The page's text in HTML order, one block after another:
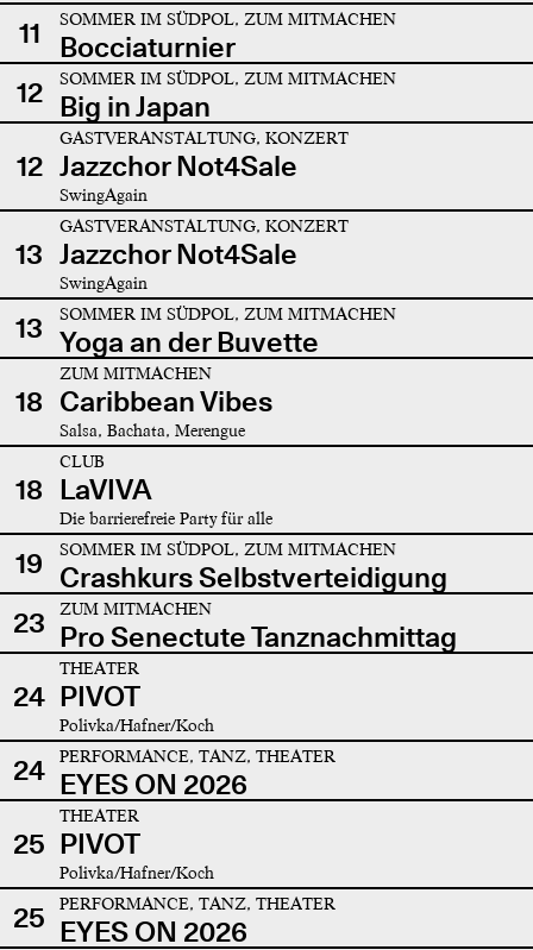
11 SOMMER IM SÜDPOL, ZUM MITMACHEN
Bocciaturnier
12
SOMMER IM SÜDPOL, ZUM MITMACHEN
Big in Japan
12
GASTVERANSTALTUNG, KONZERT
Jazzchor Not4Sale
SwingAgain
13
GASTVERANSTALTUNG, KONZERT
Jazzchor Not4Sale
SwingAgain
13 SOMMER IM SÜDPOL, ZUM MITMACHEN
Yoga an der Buvette
18
ZUM MITMACHEN
Caribbean Vibes
Salsa, Bachata, Merengue
18
CLUB
LaVIVA
Die barrierefreie Party für alle
19 SOMMER IM SÜDPOL, ZUM MITMACHEN
Crashkurs Selbstverteidigung
23
ZUM MITMACHEN
Pro Senectute Tanznachmittag
24
THEATER
PIVOT
Polivka/Hafner/Koch
24 PERFORMANCE, TANZ, THEATER
EYES ON 2026
25
THEATER
PIVOT
Polivka/Hafner/Koch
25 PERFORMANCE, TANZ, THEATER
EYES ON 2026